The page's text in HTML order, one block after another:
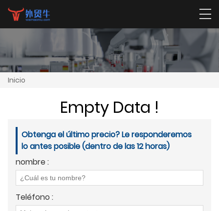
Inicio
Empty Data !
Obtenga el último precio? Le responderemos
lo antes posible (dentro de las 12 horas)
nombre :
Teléfono :